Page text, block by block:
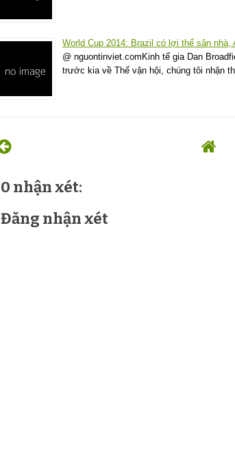
World Cup 2014: Brazil có lợi thế sân
@ nguontinviet.comKinh tế gia Dan
trước kia về Thế vận hội, chúng tôi nhận
0 nhận xét:
Đăng nhận xét